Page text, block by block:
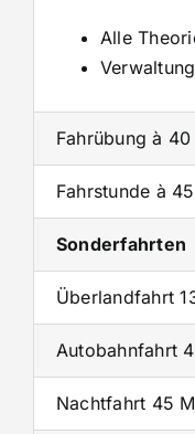
Alle
Fahrübung à
Fahrstunde à
Sonderfahrten
Überlandfahrt
Autobahnfahrt
Nachtfahrt 45